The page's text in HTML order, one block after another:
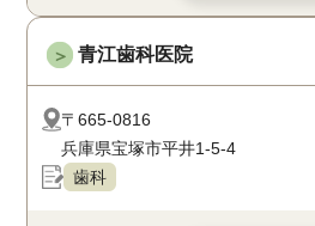
＞ 青江歯科医院
〒665-0816
兵庫県宝塚市平井1-5-4
歯科